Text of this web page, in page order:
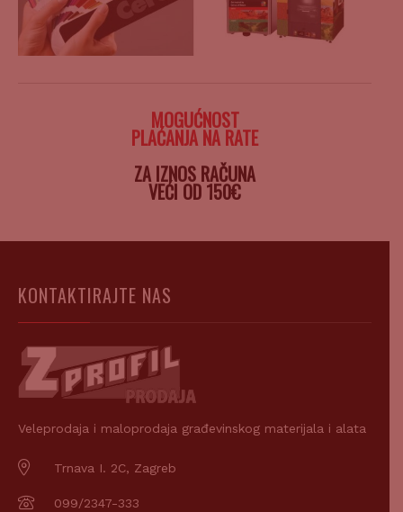
MOGUĆNOST
PLAĆANJA NA RATE
ZA IZNOS RAČUNA
VEĆI OD 150€
KONTAKTIRAJTE NAS
Veleprodaja i maloprodaja građevinskog materijala i alata
Trnava I. 2C, Zagreb
099/2347-333